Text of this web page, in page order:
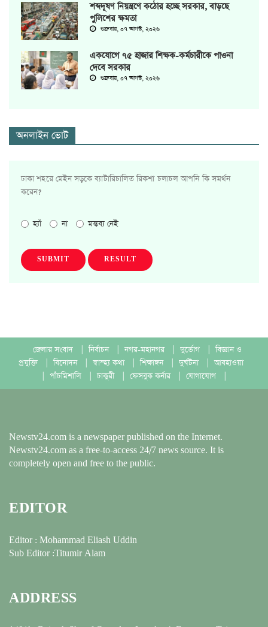
শব্দদূষণ নিয়ন্ত্রণে কঠোর হচ্ছে সরকার, বাড়ছে
পুলিশের ক্ষমতা
শুক্রবার, ০৭ আগস্ট, ২০২৬
একযোগে ৭৫ হাজার শিক্ষক-কর্মচারীকে পাওনা
দেবে সরকার
শুক্রবার, ০৭ আগস্ট, ২০২৬
অনলাইন ভোট
ঢাকা শহরে মেইন সড়কে ব্যাটারিচালিত রিকশা চলাচল আপনি কি সমর্থন
করেন?
হ্যাঁ না মন্তব্য নেই
SUBMIT RESULT
জেলার সংবাদ নির্বাচন নগর-মহানগর দুর্ভোগ
বিজ্ঞান ও
প্রযুক্তি
বিনোদন স্বাস্হ্য কথা শিক্ষাঙ্গন দুর্ঘটনা
আবহাওয়া
পাঁচমিশালি চাকুরী ফেসবুক কর্নার যোগাযোগ
Newstv24.com is a newspaper published on the Internet.
Newstv24.com as a free-to-access 24/7 news source. It is
completely open and free to the public.
EDITOR
Editor : Mohammad Eliash Uddin
Sub Editor :Titumir Alam
ADDRESS